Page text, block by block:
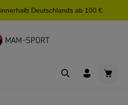
Deutschlands ab 100 €